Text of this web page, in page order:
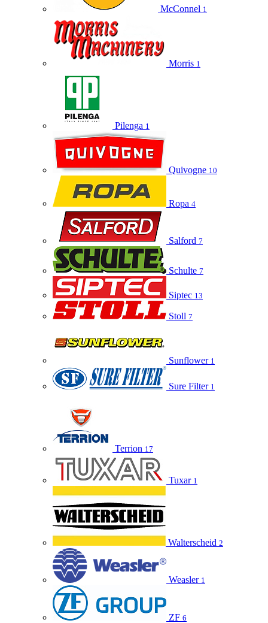
McConnel 1
Morris 1
Pilenga 1
Quivogne 10
Ropa 4
Salford 7
Schulte 7
Siptec 13
Stoll 7
Sunflower 1
Sure Filter 1
Terrion 17
Tuxar 1
Walterscheid 2
Weasler 1
ZF 6